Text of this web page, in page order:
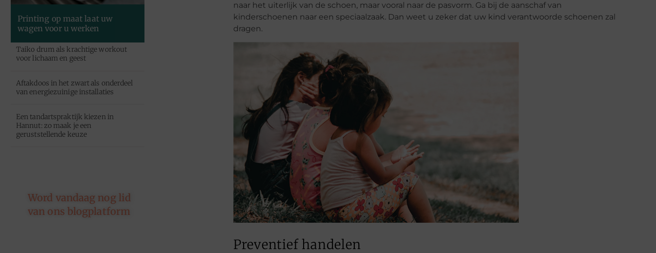
Printing op maat laat uw
wagen voor u werken
Taiko drum als krachtige workout
voor lichaam en geest
Aftakdoos in het zwart als onderdeel
van energiezuinige installaties
Een tandartspraktijk kiezen in
Hannut: zo maak je een
geruststellende keuze
Word vandaag nog lid
van ons blogplatform
naar het uiterlijk van de schoen, maar vooral naar de pasvorm. Ga bij de aanschaf van
kinderschoenen naar een speciaalzaak. Dan weet u zeker dat uw kind verantwoorde schoenen zal
dragen.
Preventief handelen